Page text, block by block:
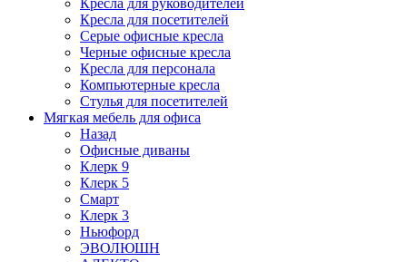
Кресла для руководителей
Кресла для посетителей
Серые офисные кресла
Черные офисные кресла
Кресла для персонала
Компьютерные кресла
Стулья для посетителей
Мягкая мебель для офиса
Назад
Офисные диваны
Клерк 9
Клерк 5
Смарт
Клерк 3
Ньюфорд
ЭВОЛЮШН